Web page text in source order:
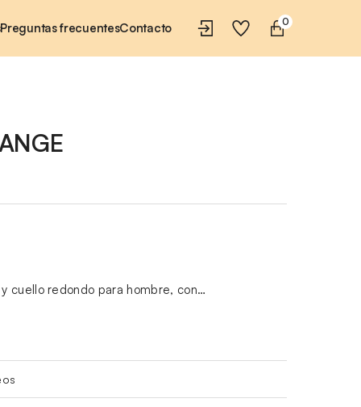
Preguntas frecuentesContacto 0
cuello redondo para hombre, con…